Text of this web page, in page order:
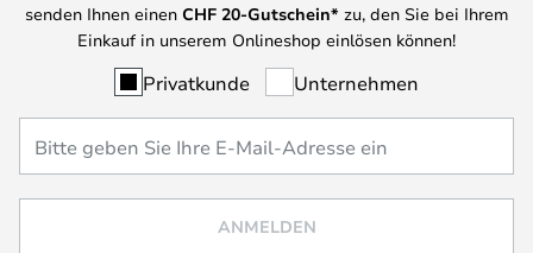
senden Ihnen einen CHF 20-Gutschein* zu, den Sie bei Ihrem
Einkauf in unserem Onlineshop einlösen können!
Privatkunde Unternehmen
ANMELDEN